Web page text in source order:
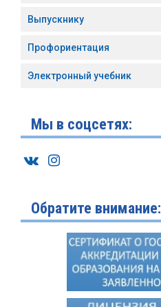
Выпускнику
Профориентация
Электронный учебник
Мы в соцсетях:
Обратите внимание: